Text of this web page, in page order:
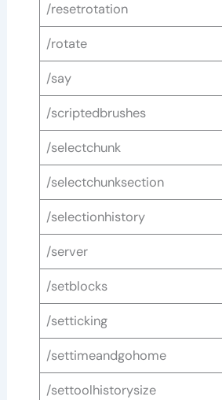
/resetrotation
/rotate
/say
/scriptedbrushes
/selectchunk
/selectchunksection
/selectionhistory
/server
/setblocks
/setticking
/settimeandgohome
/settoolhistorysize